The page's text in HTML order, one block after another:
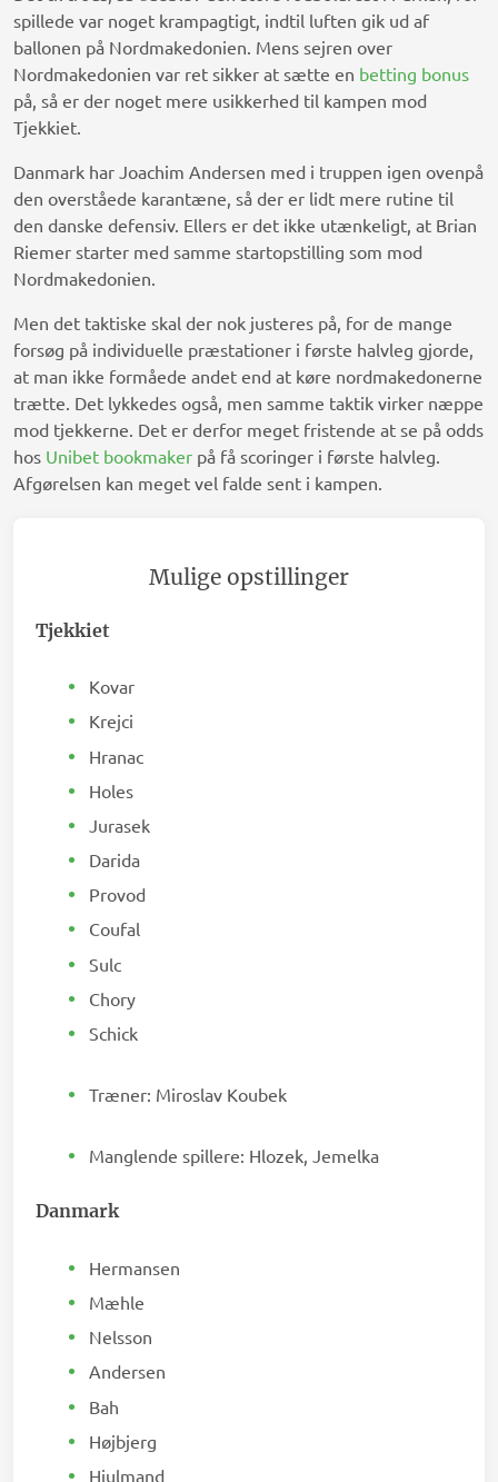
spillede var noget krampagtigt, indtil luften gik ud af
ballonen på Nordmakedonien. Mens sejren over
Nordmakedonien var ret sikker at sætte en betting bonus
på, så er der noget mere usikkerhed til kampen mod
Tjekkiet.
Danmark har Joachim Andersen med i truppen igen ovenpå
den overståede karantæne, så der er lidt mere rutine til
den danske defensiv. Ellers er det ikke utænkeligt, at Brian
Riemer starter med samme startopstilling som mod
Nordmakedonien.
Men det taktiske skal der nok justeres på, for de mange
forsøg på individuelle præstationer i første halvleg gjorde,
at man ikke formåede andet end at køre nordmakedonerne
trætte. Det lykkedes også, men samme taktik virker næppe
mod tjekkerne. Det er derfor meget fristende at se på odds
hos Unibet bookmaker på få scoringer i første halvleg.
Afgørelsen kan meget vel falde sent i kampen.
Mulige opstillinger
Tjekkiet
Kovar
Krejci
Hranac
Holes
Jurasek
Darida
Provod
Coufal
Sulc
Chory
Schick
Træner: Miroslav Koubek
Manglende spillere: Hlozek, Jemelka
Danmark
Hermansen
Mæhle
Nelsson
Andersen
Bah
Højbjerg
Hjulmand